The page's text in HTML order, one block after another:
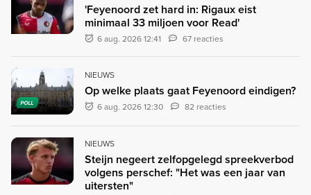
'Feyenoord zet hard in: Rigaux eist
minimaal 33 miljoen voor Read'
6 aug. 2026 12:41 67 reacties
POLL
NIEUWS
Op welke plaats gaat Feyenoord eindigen?
6 aug. 2026 12:30 82 reacties
NIEUWS
Steijn negeert zelfopgelegd spreekverbod
volgens perschef: "Het was een jaar van
uitersten"